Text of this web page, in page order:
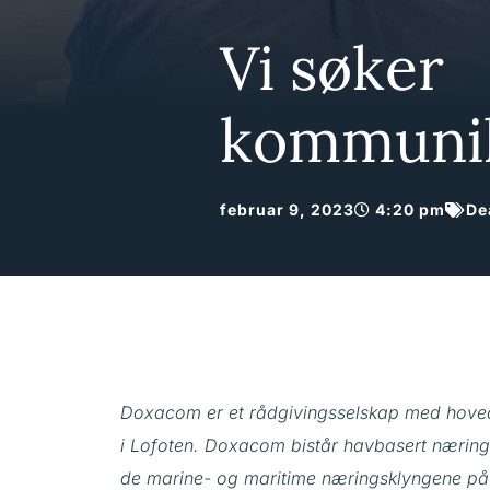
Vi søker
februar 9, 2023 4:20 pm
Doxacom er et rådgivingsselskap med
i Lofoten. Doxacom bistår havbasert
de marine- og maritime næringsklyngene